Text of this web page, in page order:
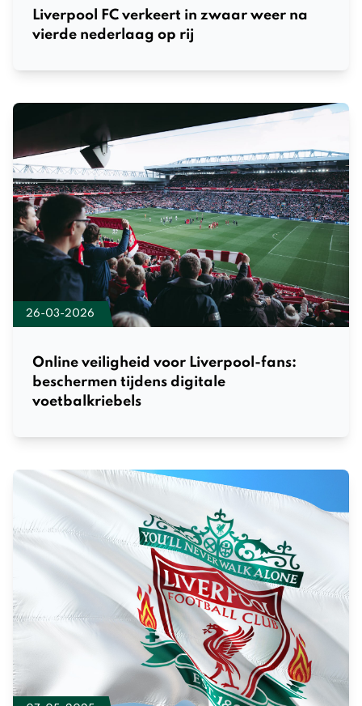
Liverpool FC verkeert in zwaar weer na
vierde nederlaag op rij
26-03-2026
Online veiligheid voor Liverpool-fans:
beschermen tijdens digitale
voetbalkriebels